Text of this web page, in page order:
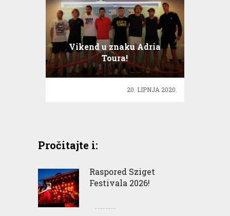
Vikend u znaku Adria
Toura!
20. LIPNJA 2020.
Pročitajte i:
Raspored Sziget
Festivala 2026!